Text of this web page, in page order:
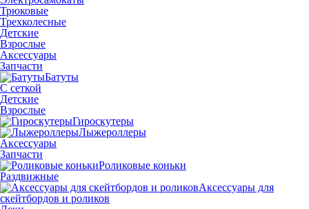
Трюковые
Трехколесные
Детские
Взрослые
Аксессуары
Запчасти
Батуты
С сеткой
Детские
Взрослые
Гироскутеры
Лыжероллеры
Аксессуары
Запчасти
Роликовые коньки
Раздвижные
Аксессуары для
скейтбордов и роликов